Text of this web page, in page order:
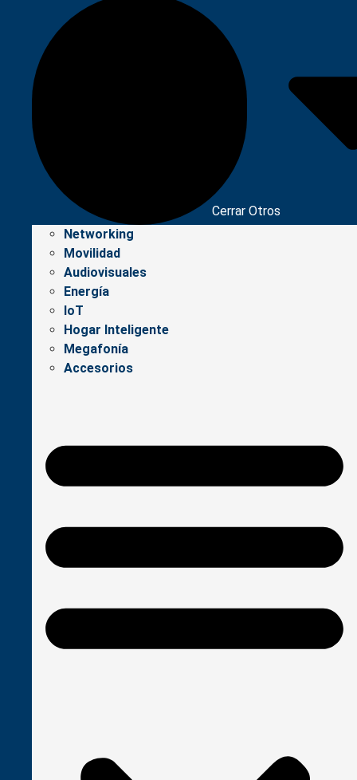
Cerrar Otros
Networking
Movilidad
Audiovisuales
Energía
IoT
Hogar Inteligente
Megafonía
Accesorios